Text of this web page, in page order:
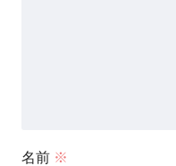
名前 ※